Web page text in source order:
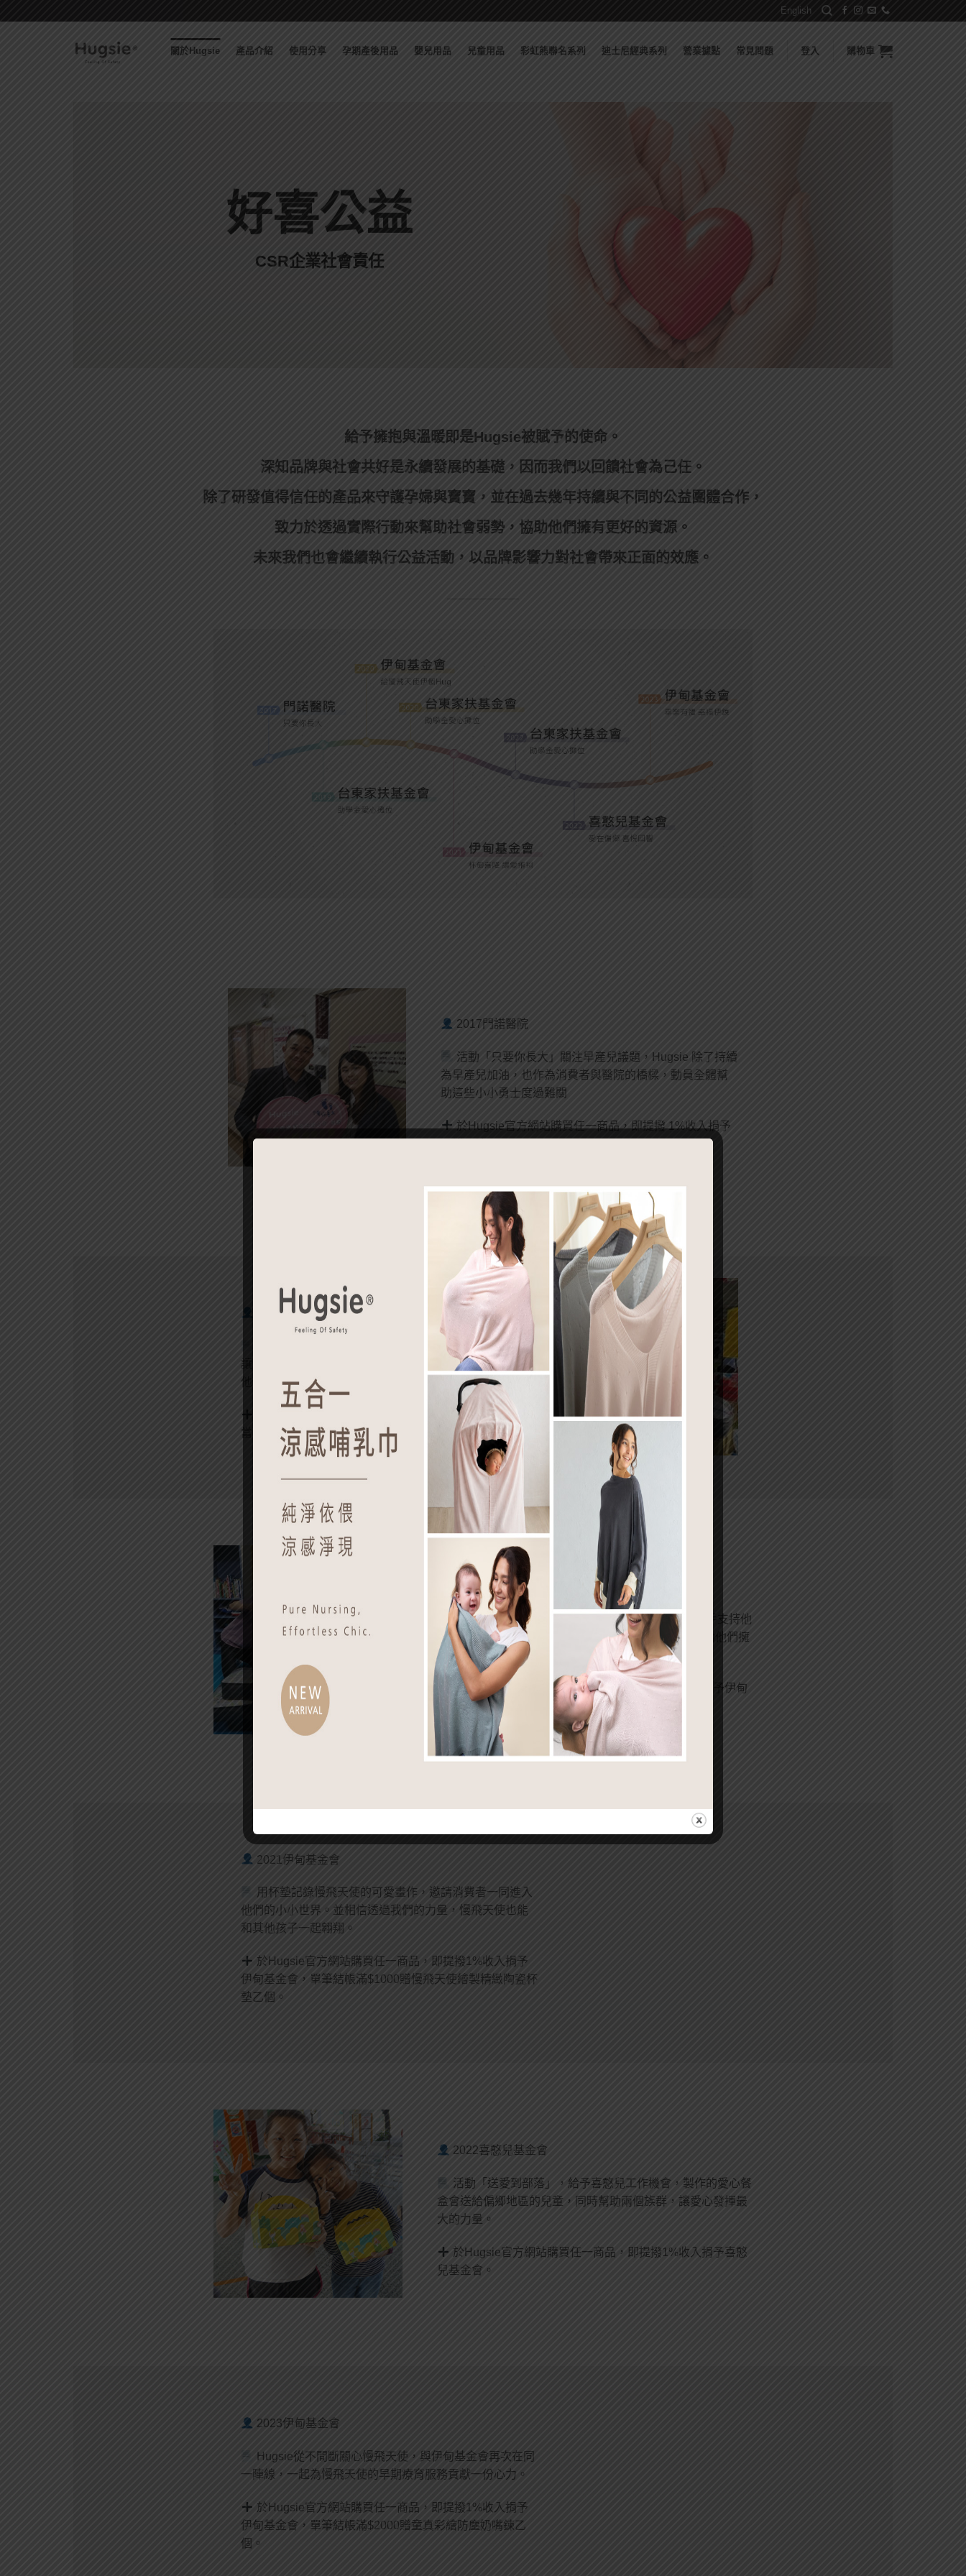
English
關於Hugsie 產品介紹 使用分享 孕期產後用品 嬰兒用品 兒童用品 彩虹熊聯名系列 迪士尼經典系列 營業據點 常見問題 登入 購物車
好喜公益
CSR企業社會責任
給予擁抱與溫暖即是Hugsie被賦予的使命。
深知品牌與社會共好是永續發展的基礎，因而我們以回饋社會為己任。
除了研發值得信任的產品來守護孕婦與寶寶，並在過去幾年持續與不同的公益團體合作，
致力於透過實際行動來幫助社會弱勢，協助他們擁有更好的資源。
未來我們也會繼續執行公益活動，以品牌影響力對社會帶來正面的效應。
2017門諾醫院
活動「只要你長大」關注早產兒議題，Hugsie 除了持續
為早產兒加油，也作為消費者與醫院的橋樑，動員全體幫
助這些小小勇士度過難關
於Hugsie官方網站購買任一商品，即提撥 1%收入捐予
2019-2022台東家扶基金會
藉由每年持續捐贈，Hugsie希望成為弱勢學童的後盾，
讓每位學童都可以不被環境因素剝奪學習的機會，也支持
他們能夠在未來多元發展。
每年捐贈6顆Hugsie孕婦枕給台東家扶中心愛心攤位，
當日攤位所得作為弱勢學童助學經費。
2020伊甸基金會
透過活動讓更多人看見慢飛天使的需要，並伸出援手支持他
們，同時Hugsie也一起成為慢飛天使堅強的後盾，幫助他們擁
有順利長大的機會。
於Hugsie官方網站購買任一商品，即提撥1%收入捐予伊甸
基金會。
2021伊甸基金會
用杯墊記錄慢飛天使的可愛畫作，邀請消費者一同進入
他們的小小世界。並相信透過我們的力量，慢飛天使也能
和其他孩子一起翱翔。
於Hugsie官方網站購買任一商品，即提撥1%收入捐予
伊甸基金會，單筆結帳滿$1000贈慢飛天使繪製精緻陶瓷杯
墊乙個。
2022喜憨兒基金會
活動「送愛到部落」，給予喜憨兒工作機會，製作的愛心餐
盒會送給偏鄉地區的兒童，同時幫助兩個族群，讓愛心發揮最
大的力量。
於Hugsie官方網站購買任一商品，即提撥1%收入捐予喜憨
兒基金會。
2023伊甸基金會
Hugsie從不間斷關心慢飛天使，與伊甸基金會再次在同
一陣線，一起為慢飛天使的早期療育服務貢獻一份心力。
於Hugsie官方網站購買任一商品，即提撥1%收入捐予
伊甸基金會，單筆結帳滿$2000贈童真彩繪防塵奶嘴鍊乙
個。